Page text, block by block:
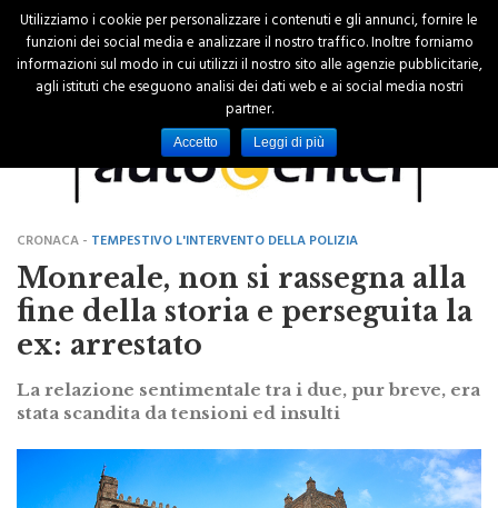
CRONACA -TEMPESTIVO L'INTERVENTO DELLA POLIZIA
Monreale, non si rassegna alla
fine della storia e perseguita la
ex: arrestato
La relazione sentimentale tra i due, pur breve, era
Utilizziamo i cookie per personalizzare i contenuti e gli annunci, fornire le
funzioni dei social media e analizzare il nostro traffico. Inoltre forniamo
informazioni sul modo in cui utilizzi il nostro sito alle agenzie pubblicitarie,
agli istituti che eseguono analisi dei dati web e ai social media nostri
partner.
Accetto Leggi di più